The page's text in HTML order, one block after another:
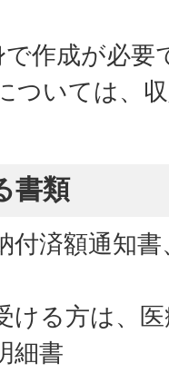
作成が必要
ついては、
書類
付済額通知
ける方は、
細書